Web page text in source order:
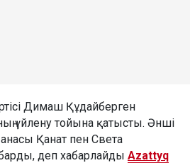
Димаш Құдайберген
үйлену тойына қатысты. Әнші
Қанат пен Света
деп хабарлайды Azattyq